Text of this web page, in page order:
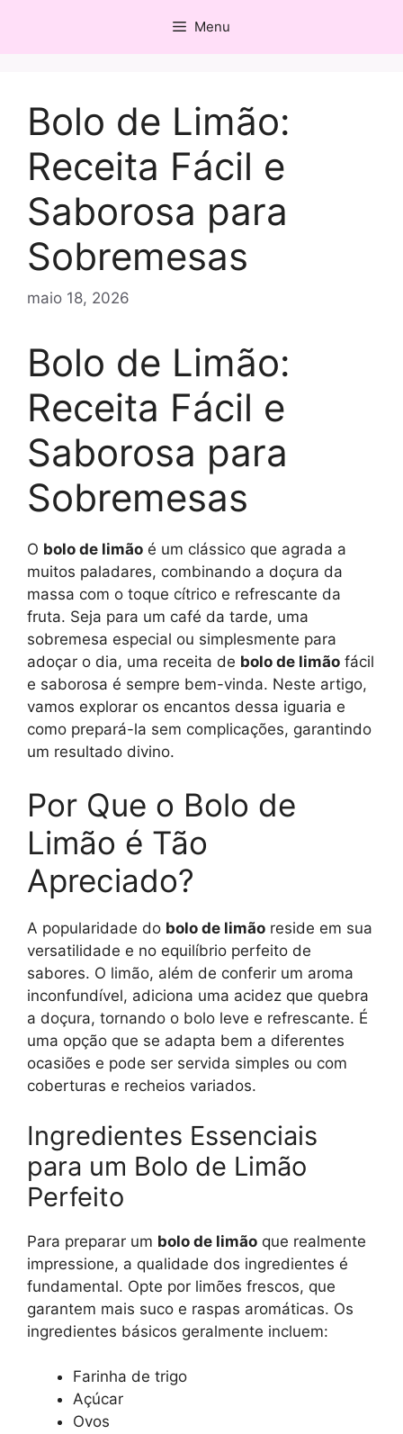
o
Menu
Bolo de Limão:
Receita Fácil e
Saborosa para
Sobremesas
maio 18, 2026
Bolo de Limão:
Receita Fácil e
Saborosa para
Sobremesas
O bolo de limão é um clássico que agrada a
muitos paladares, combinando a doçura da
massa com o toque cítrico e refrescante da
fruta. Seja para um café da tarde, uma
sobremesa especial ou simplesmente para
adoçar o dia, uma receita de bolo de limão fácil
e saborosa é sempre bem-vinda. Neste artigo,
vamos explorar os encantos dessa iguaria e
como prepará-la sem complicações, garantindo
um resultado divino.
Por Que o Bolo de
Limão é Tão
Apreciado?
A popularidade do bolo de limão reside em sua
versatilidade e no equilíbrio perfeito de
sabores. O limão, além de conferir um aroma
inconfundível, adiciona uma acidez que quebra
a doçura, tornando o bolo leve e refrescante. É
uma opção que se adapta bem a diferentes
ocasiões e pode ser servida simples ou com
coberturas e recheios variados.
Ingredientes Essenciais
para um Bolo de Limão
Perfeito
Para preparar um bolo de limão que realmente
impressione, a qualidade dos ingredientes é
fundamental. Opte por limões frescos, que
garantem mais suco e raspas aromáticas. Os
ingredientes básicos geralmente incluem:
Farinha de trigo
Açúcar
Ovos